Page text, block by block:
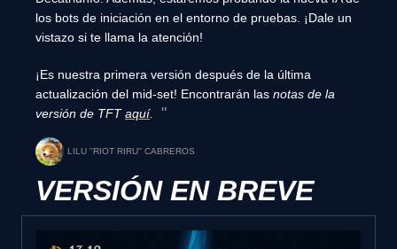
los bots de iniciación en el entorno de pruebas. ¡Dale un
vistazo si te llama la atención!
¡Es nuestra primera versión después de la última
actualización del mid-set! Encontrarán las notas de la
versión de TFTaquí.
LILU ''RIOT RIRU'' CABREROS
VERSIÓN EN BREVE